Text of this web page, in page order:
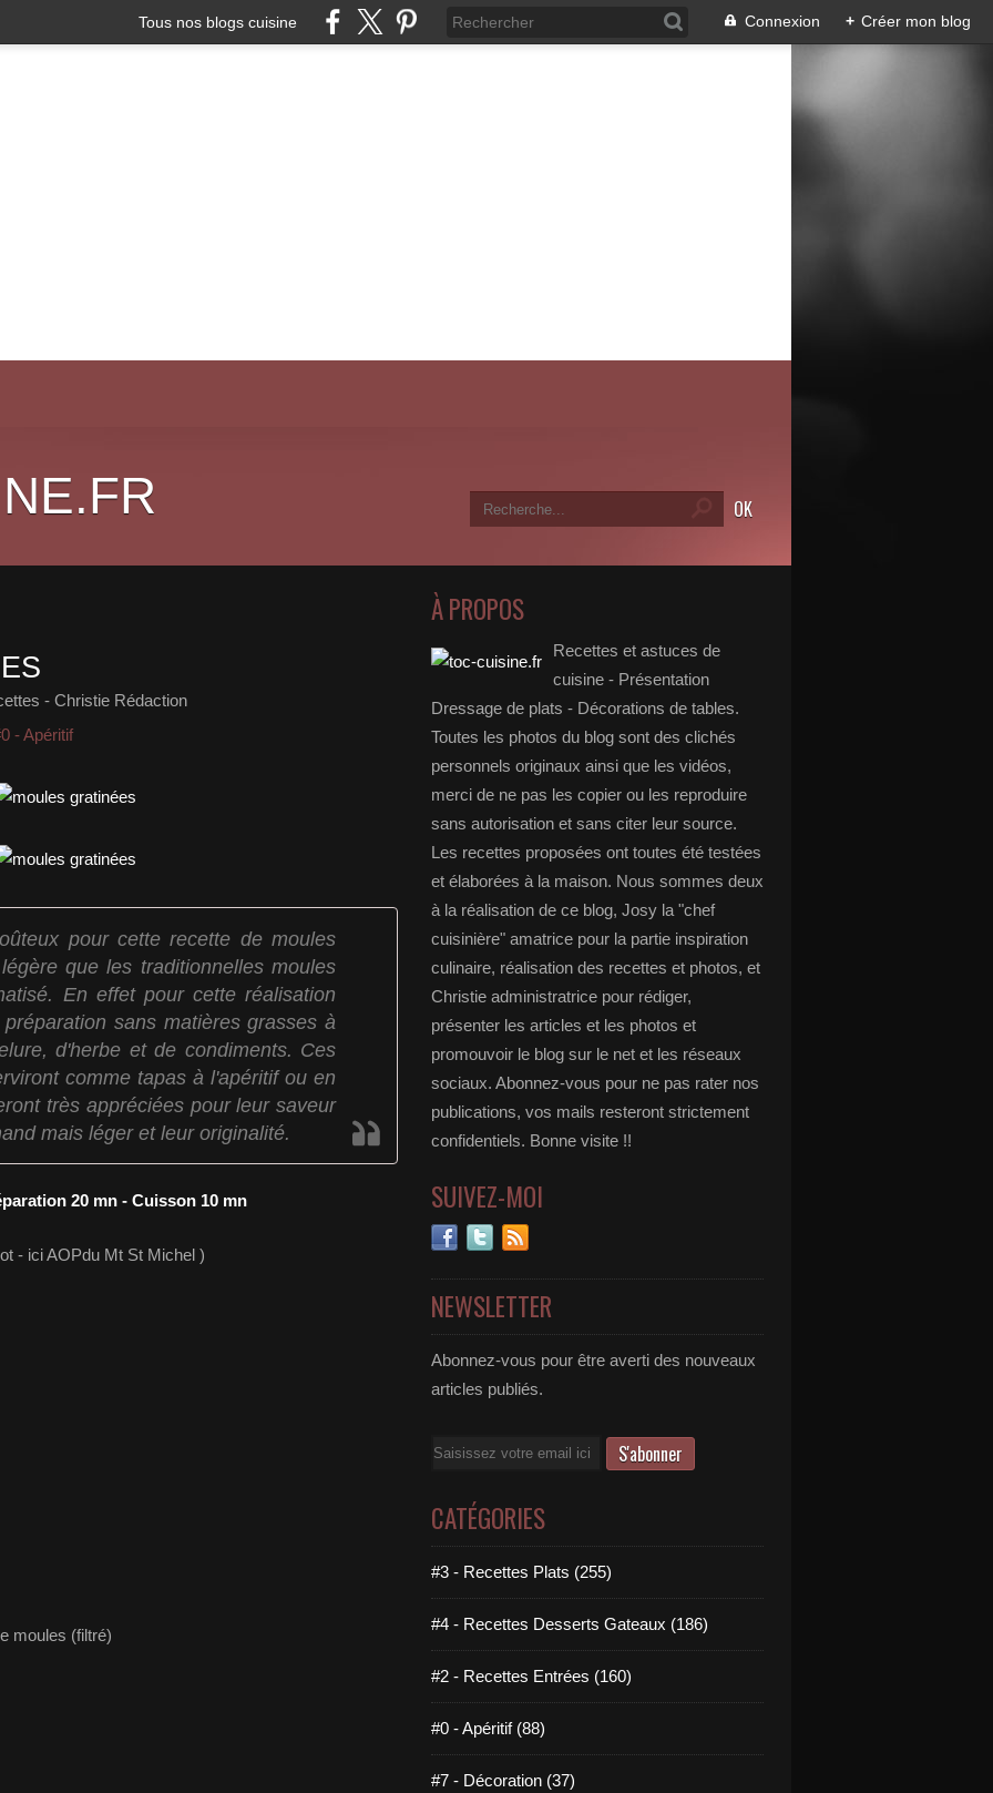
Tous nos blogs cuisine Connexion + Créer mon blog
- Christie Rédaction
- Apéritif
pour cette recette de moules
que les traditionnelles moules
En effet pour cette réalisation
sans matières grasses à
d'herbe et de condiments. Ces
comme tapas à l'apéritif ou en
très appréciées pour leur saveur
mais léger et leur originalité.
20 mn - Cuisson 10 mn
- ici AOPdu Mt St Michel )
moules (filtré)
À PROPOS
Recettes et astuces de
cuisine - Présentation
Dressage de plats - Décorations de tables.
Toutes les photos du blog sont des clichés
personnels originaux ainsi que les vidéos,
merci de ne pas les copier ou les reproduire
sans autorisation et sans citer leur source.
Les recettes proposées ont toutes été testées
et élaborées à la maison. Nous sommes deux
à la réalisation de ce blog, Josy la "chef
cuisinière" amatrice pour la partie inspiration
culinaire, réalisation des recettes et photos, et
Christie administratrice pour rédiger,
présenter les articles et les photos et
promouvoir le blog sur le net et les réseaux
sociaux. Abonnez-vous pour ne pas rater nos
publications, vos mails resteront strictement
confidentiels. Bonne visite !!
SUIVEZ-MOI
NEWSLETTER
Abonnez-vous pour être averti des nouveaux
articles publiés.
Email
CATÉGORIES
#3 - Recettes Plats (255)
#4 - Recettes Desserts Gateaux (186)
#2 - Recettes Entrées (160)
#0 - Apéritif (88)
#7 - Décoration (37)